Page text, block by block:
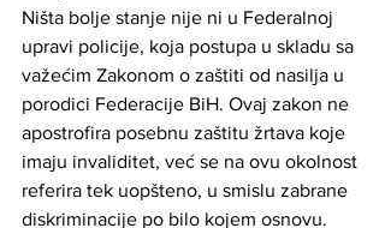
Ništa bolje stanje nije ni u Federalnoj
upravi policije, koja postupa u skladu sa
važećim Zakonom o zaštiti od nasilja u
porodici Federacije BiH. Ovaj zakon ne
apostrofira posebnu zaštitu žrtava koje
imaju invaliditet, već se na ovu okolnost
referira tek uopšteno, u smislu zabrane
diskriminacije po bilo kojem osnovu.